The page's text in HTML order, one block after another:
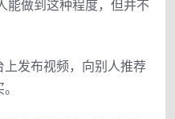
能做到这种程度，但并不
发布视频，向别人推荐